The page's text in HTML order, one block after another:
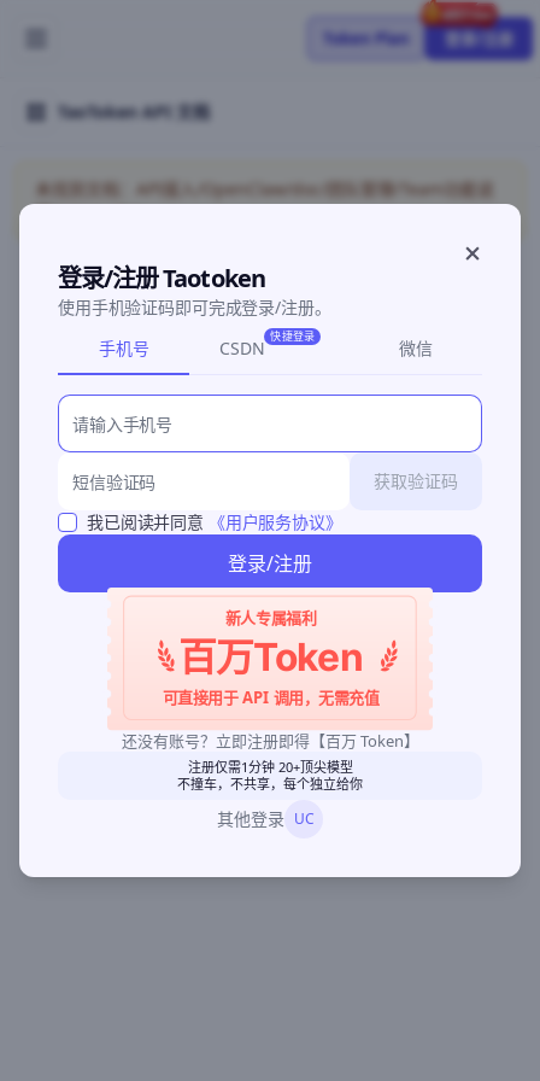
Token Plan 登录/注册
TaoToken API 文档
未找到文档：API接入/OpenClaw/doc/团队管理/Team功能说
©2026 深圳灵明智码科技有限公司粤ICP备2026096960号-3
登录/注册 Taotoken
使用手机验证码即可完成登录/注册。
手机号
CSDN
快捷登录
微信
获取验证码
我已阅读并同意
《用户服务协议》
登录/注册
新人专属福利
百万Token
可直接用于 API 调用，无需充值
还没有账号？立即注册即得【百万 Token】
注册仅需1分钟 20+顶尖模型
不撞车，不共享，每个独立给你
其他登录 UC